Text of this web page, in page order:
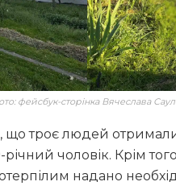
фейсбук-сторінка Вячеслава
що троє людей
чоловік. Крім
надано